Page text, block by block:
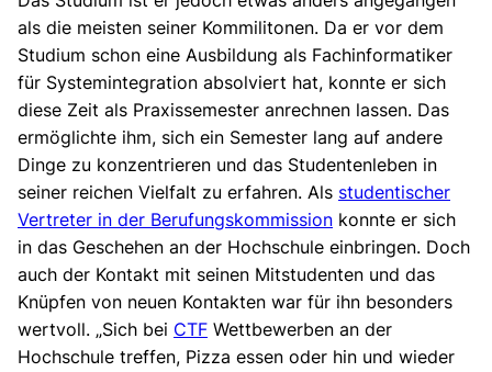
als die meisten seiner Kommilitonen. Da er vor dem
Studium schon eine Ausbildung als Fachinformatiker
für Systemintegration absolviert hat, konnte er sich
diese Zeit als Praxissemester anrechnen lassen. Das
ermöglichte ihm, sich ein Semester lang auf andere
Dinge zu konzentrieren und das Studentenleben in
seiner reichen Vielfalt zu erfahren. Als studentischer
Vertreter in der Berufungskommission konnte er sich
in das Geschehen an der Hochschule einbringen. Doch
auch der Kontakt mit seinen Mitstudenten und das
Knüpfen von neuen Kontakten war für ihn besonders
wertvoll. „Sich bei CTF Wettbewerben an der
Hochschule treffen, Pizza essen oder hin und wieder